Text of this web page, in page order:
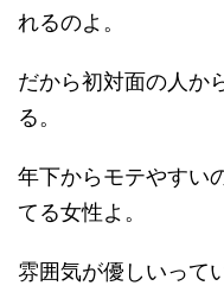
れるのよ。
だから初対面の人か
る。
年下からモテやすい
てる女性よ。
雰囲気が優しいって